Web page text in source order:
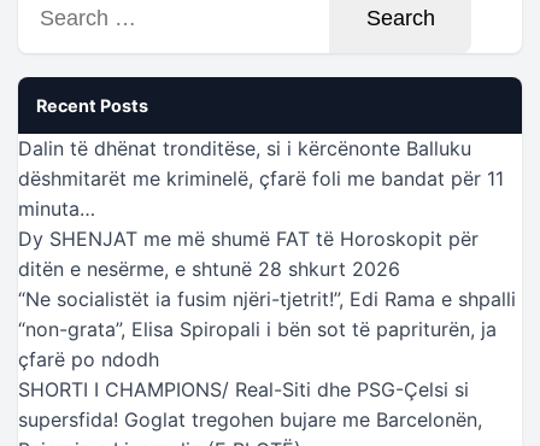
for:
Recent Posts
Dalin të dhënat tronditëse, si i kërcënonte Balluku
dëshmitarët me kriminelë, çfarë foli me bandat për 11
minuta…
Dy SHENJAT me më shumë FAT të Horoskopit për
ditën e nesërme, e shtunë 28 shkurt 2026
“Ne socialistët ia fusim njëri-tjetrit!”, Edi Rama e shpalli
“non-grata”, Elisa Spiropali i bën sot të papriturën, ja
çfarë po ndodh
SHORTI I CHAMPIONS/ Real-Siti dhe PSG-Çelsi si
supersfida! Goglat tregohen bujare me Barcelonën,